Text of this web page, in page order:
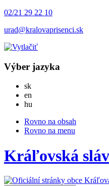
02/21 29 22 10
urad@kralovaprisenci.sk
Výber jazyka
skSlovensky
en
hu
Rovno na obsah
Rovno na menu
Kráľovská